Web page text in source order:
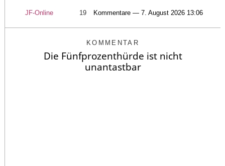
JF-Online 19 Kommentare — 7. August 2026 13:06
KOMMENTAR
Die Fünfprozenthürde ist nicht
unantastbar